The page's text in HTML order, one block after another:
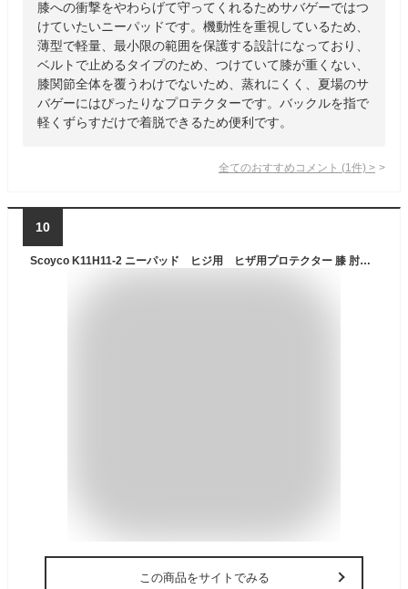
膝への衝撃をやわらげて守ってくれるためサバゲーではつ
けていたいニーパッドです。機動性を重視しているため、
薄型で軽量、最小限の範囲を保護する設計になっており、
ベルトで止めるタイプのため、つけていて膝が重くない、
膝関節全体を覆うわけでないため、蒸れにくく、夏場のサ
バゲーにはぴったりなプロテクターです。バックルを指で
軽くずらすだけで着脱できるため便利です。
全てのおすすめコメント (1 件) >
10
Scoyco K11H11-2 ニーパッド ヒジ用 ヒザ用プロテクター 膝 肘用 転倒防護 バイク スケーボー オフロード ツーリング スポーツ スノボー サバゲー 膝当て 肘当て セット バイクウェア 通気 耐久 耐衝撃
この商品をサイトでみる